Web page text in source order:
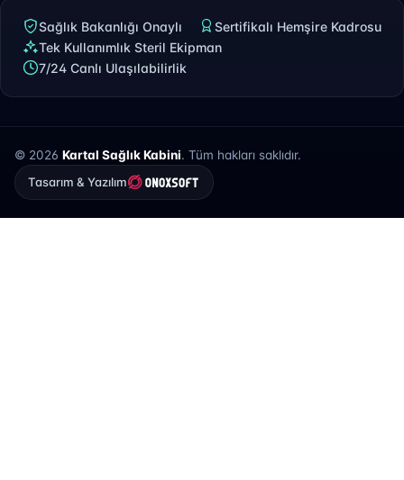
Sağlık Bakanlığı Onaylı
Sertifikalı Hemşire Kadrosu
Tek Kullanımlık Steril Ekipman
7/24 Canlı Ulaşılabilirlik
© 2026 Kartal Sağlık Kabini. Tüm hakları saklıdır.
Tasarım & Yazılım